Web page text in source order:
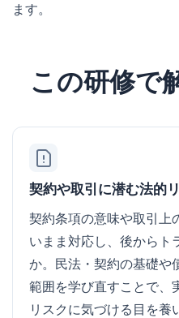
ます。
この研修で
契約や取引に潜む法的
契約条項の意味や取引上
いまま対応し、後からト
か。民法・契約の基礎や
範囲を学び直すことで、
リスクに気づける目を養